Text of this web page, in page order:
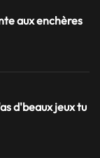
aux enchères
d'beaux jeux tu